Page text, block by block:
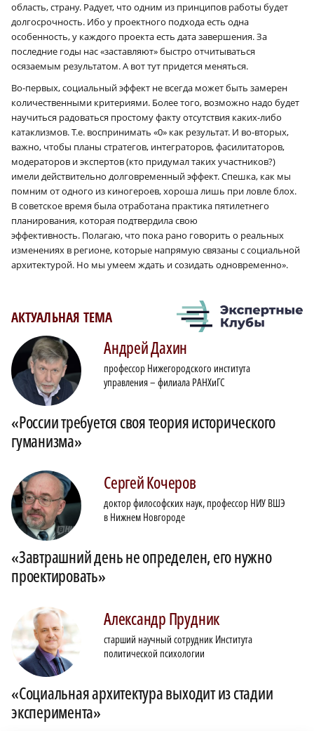
область, страну. Радует, что одним из принципов работы будет
долгосрочность. Ибо у проектного подхода есть одна
особенность, у каждого проекта есть дата завершения. За
последние годы нас «заставляют» быстро отчитываться
осязаемым результатом. А вот тут придется меняться.
Во-первых, социальный эффект не всегда может быть замерен
количественными критериями. Более того, возможно надо будет
научиться радоваться простому факту отсутствия каких-либо
катаклизмов. Т.е. воспринимать «0» как результат. И во-вторых,
важно, чтобы планы стратегов, интеграторов, фасилитаторов,
модераторов и экспертов (кто придумал таких участников?)
имели действительно долговременный эффект. Спешка, как мы
помним от одного из киногероев, хороша лишь при ловле блох.
В советское время была отработана практика пятилетнего
планирования, которая подтвердила свою
эффективность. Полагаю, что пока рано говорить о реальных
изменениях в регионе, которые напрямую связаны с социальной
архитектурой. Но мы умеем ждать и созидать одновременно».
АКТУАЛЬНАЯ ТЕМА
АндрейДахин
профессор Нижегородского института
управления – филиала РАНХиГС
«России требуется своя теория исторического
гуманизма»
СергейКочеров
доктор философских наук, профессор НИУ ВШЭ
в Нижнем Новгороде
«Завтрашний день не определен, его нужно
проектировать»
АлександрПрудник
старший научный сотрудник Института
политической психологии
«Социальная архитектура выходит из стадии
эксперимента»